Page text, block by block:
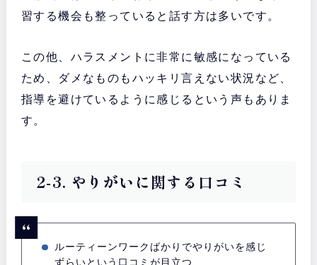
習する機会も整っていると話す方は多いです。
この他、ハラスメントに非常に敏感になっている
ため、ダメなものもハッキリ言えない状況など、
指導を避けているように感じるという声もありま
す。
2-3. やりがいに関する口コミ
ルーティーンワークばかりでやりがいを感じ
ずらいという口コミが目立つ